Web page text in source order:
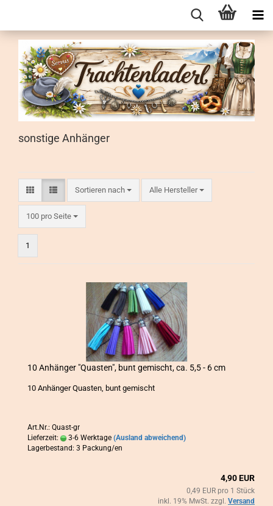
sonstige Anhänger
Sortieren nach
Sortieren nach Alle Hersteller
100 pro Seite
pro Seite
1
10 An­hän­ger "Quas­ten", bunt ge­mischt, ca. 5,5 - 6 cm
10 An­hän­ger Quas­ten, bunt ge­mischt
Art.Nr.: Quast-gr
Lieferzeit:
3-6 Werktage (Ausland abweichend)
Lagerbestand: 3 Packung/en
4,90 EUR
0,49 EUR pro 1 Stück
inkl. 19% MwSt. zzgl. Versand